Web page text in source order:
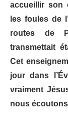
accueillir son
les foules de
routes de
transmettait
Cet
jour dans
vraiment
nous